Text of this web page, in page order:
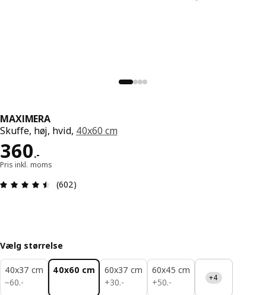
MAXIMERA
Skuffe, høj, hvid, 40x60 cm
360.-
Pris 360.-
Pris inkl. moms
Anmeldelse: 4.5 Ud af 5 Stjerner. Anmeldelser i
(602)
Vælg størrelse
40x37 cm
−60.-
60.-
40x60 cm
60x37 cm
+30.-
30.-
60x45 cm
+50.-
50.- +4